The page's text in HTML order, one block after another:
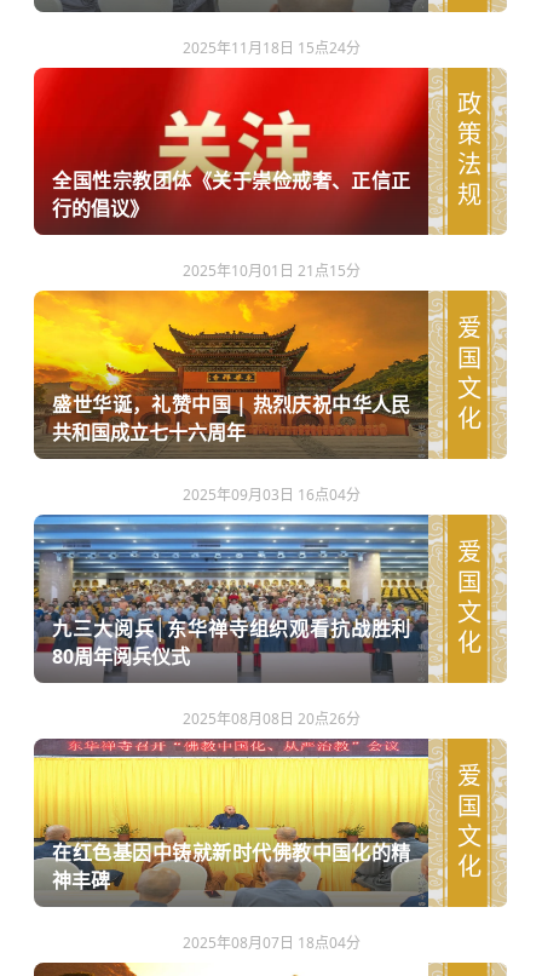
2025年11月18日 15点24分
全国性宗教团体《关于崇俭戒奢、正信正
行的倡议》
政策法规
2025年10月01日 21点15分
盛世华诞，礼赞中国 | 热烈庆祝中华人民
共和国成立七十六周年
爱国文化
2025年09月03日 16点04分
九三大阅兵│东华禅寺组织观看抗战胜利
80周年阅兵仪式
爱国文化
2025年08月08日 20点26分
在红色基因中铸就新时代佛教中国化的精
神丰碑
爱国文化
2025年08月07日 18点04分